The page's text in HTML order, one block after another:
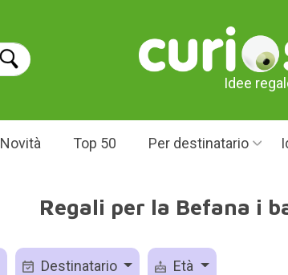
Idee
Novità Top 50 Per destinatario
Regali per la Befana i
Destinatario Età